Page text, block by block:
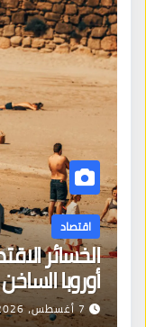
اقتصاد
الخسائر
أوروبا الساخن
7 أغسطس، 2026